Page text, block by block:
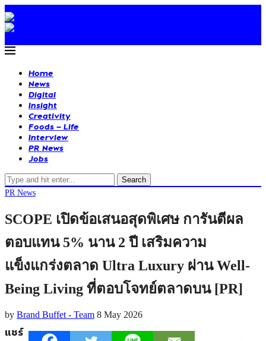
Home
News
Digital
Insight
Creativity
Foods – Life
Interview
PR News
Jobs
Search
PR News
SCOPE เปิดข้อเสนอสุดพิเศษ การันตีผล
ตอบแทน 5% นาน 2 ปี เสริมความ
แข็งแกร่งตลาด Ultra Luxury ผ่าน Well-
Being Living ที่ตอบโจทย์ตลาดบน [PR]
by Brand Buffet - Team 8 May 2026
แชร์